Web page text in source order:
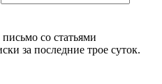
со статьями
за последние трое суток.